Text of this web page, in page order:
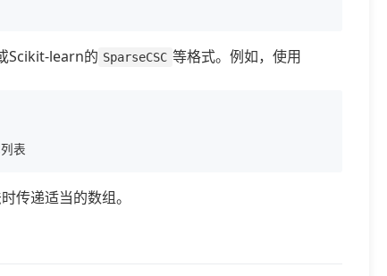
Scikit-learn的 SparseCSC 等格式。例如，使用
传递适当的数组。